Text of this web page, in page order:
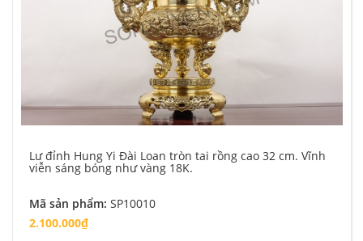
Lư đỉnh Hung Yi Đài Loan tròn tai rồng cao 32 cm. Vĩnh
viễn sáng bóng như vàng 18K.
Mã sản phẩm: SP10010
2.100.000₫